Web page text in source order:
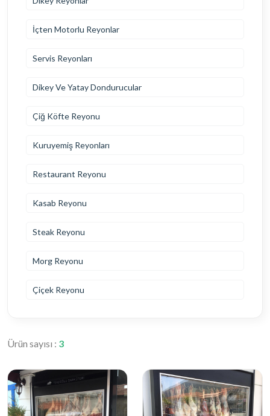
İçten Motorlu Reyonlar
Servis Reyonları
Dikey Ve Yatay Dondurucular
Çiğ Köfte Reyonu
Kuruyemiş Reyonları
Restaurant Reyonu
Kasab Reyonu
Steak Reyonu
Morg Reyonu
Çiçek Reyonu
Ürün sayısı : 3